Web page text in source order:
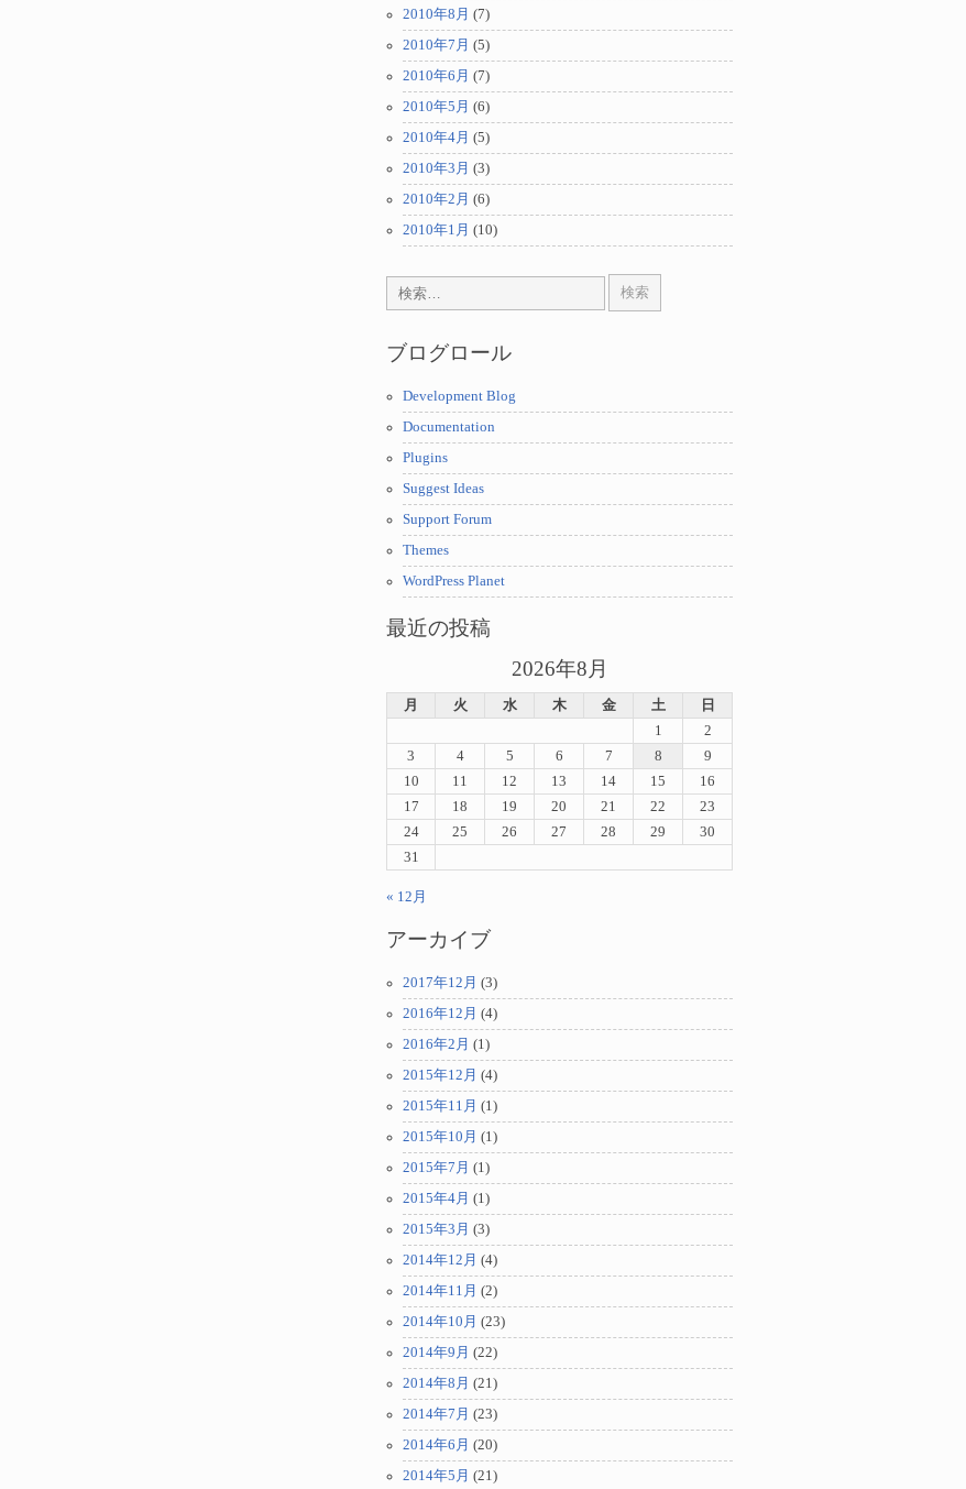
2010年8月 (7)
2010年7月 (5)
2010年6月 (7)
2010年5月 (6)
2010年4月 (5)
2010年3月 (3)
2010年2月 (6)
2010年1月 (10)
ブログロール
Development Blog
Documentation
Plugins
Suggest Ideas
Support Forum
Themes
WordPress Planet
最近の投稿
2026年8月
月 火 水 木 金 土
日
1
2
3
4 5 6 7 8
9
10
11 12 13 14 15
16
17
18 19 20 21 22
23
24
25 26 27 28 29
30
31
« 12月
アーカイブ
2017年12月 (3)
2016年12月 (4)
2016年2月 (1)
2015年12月 (4)
2015年11月 (1)
2015年10月 (1)
2015年7月 (1)
2015年4月 (1)
2015年3月 (3)
2014年12月 (4)
2014年11月 (2)
2014年10月 (23)
2014年9月 (22)
2014年8月 (21)
2014年7月 (23)
2014年6月 (20)
2014年5月 (21)